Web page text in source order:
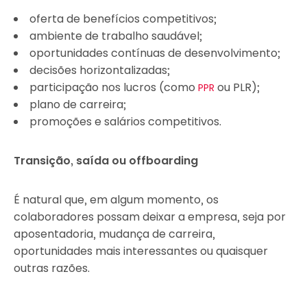
oferta de benefícios competitivos;
ambiente de trabalho saudável;
oportunidades contínuas de desenvolvimento;
decisões horizontalizadas;
participação nos lucros (como PPR ou PLR);
plano de carreira;
promoções e salários competitivos.
Transição, saída ou offboarding
É natural que, em algum momento, os
colaboradores possam deixar a empresa, seja por
aposentadoria, mudança de carreira,
oportunidades mais interessantes ou quaisquer
outras razões.